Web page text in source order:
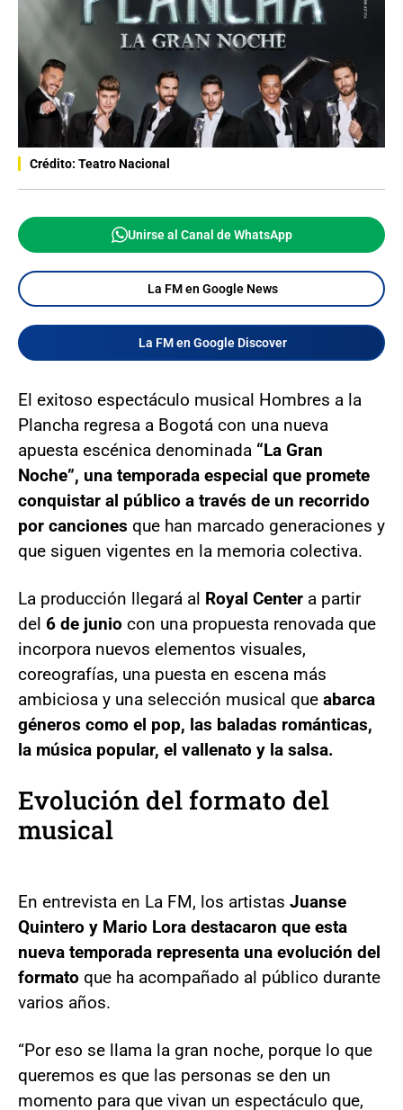
Crédito: Teatro Nacional
Unirse al Canal de WhatsApp
La FM en Google News
La FM en Google Discover
El exitoso espectáculo musical Hombres a la
Plancha regresa a Bogotá con una nueva
apuesta escénica denominada “La Gran
Noche”, una temporada especial que promete
conquistar al público a través de un recorrido
por canciones que han marcado generaciones y
que siguen vigentes en la memoria colectiva.
La producción llegará al Royal Center a partir
del 6 de junio con una propuesta renovada que
incorpora nuevos elementos visuales,
coreografías, una puesta en escena más
ambiciosa y una selección musical que abarca
géneros como el pop, las baladas románticas,
la música popular, el vallenato y la salsa.
Evolución del formato del
musical
En entrevista en La FM, los artistas Juanse
Quintero y Mario Lora destacaron que esta
nueva temporada representa una evolución del
formato que ha acompañado al público durante
varios años.
“Por eso se llama la gran noche, porque lo que
queremos es que las personas se den un
momento para que vivan un espectáculo que,